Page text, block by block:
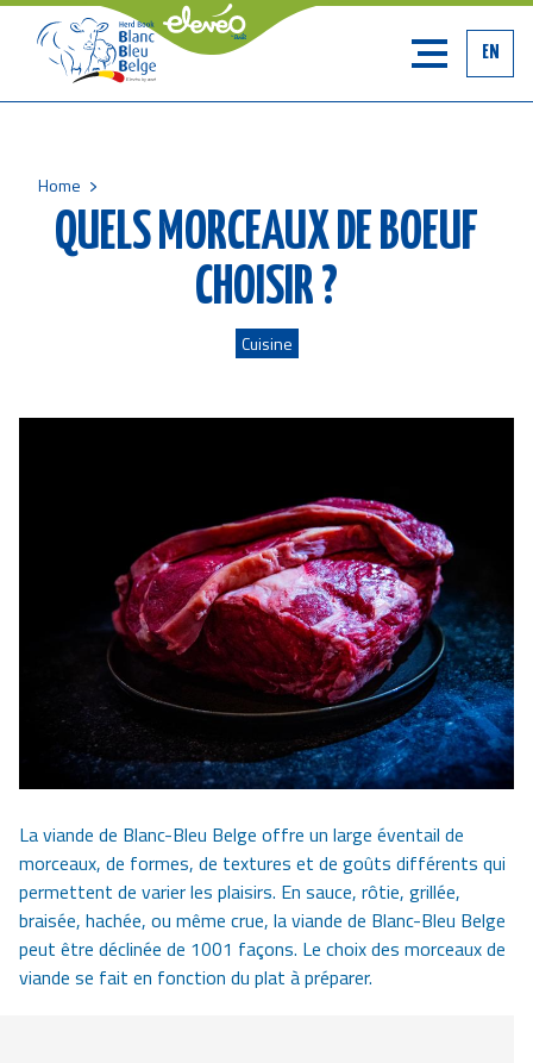
EN
Breadcrumb
Home
QUELS MORCEAUX DE BOEUF
CHOISIR ?
Cuisine
La viande de Blanc-Bleu Belge offre un large éventail de
morceaux, de formes, de textures et de goûts différents qui
permettent de varier les plaisirs. En sauce, rôtie, grillée,
braisée, hachée, ou même crue, la viande de Blanc-Bleu Belge
peut être déclinée de 1001 façons. Le choix des morceaux de
viande se fait en fonction du plat à préparer.